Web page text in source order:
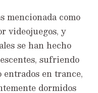
mencionada como
videojuegos, y
se han hecho
sufriendo
en trance,
dormidos